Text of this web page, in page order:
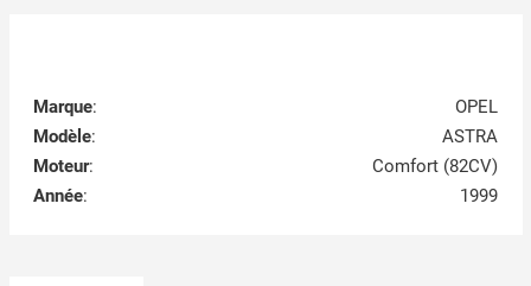
Marque:
OPEL
Modèle:
ASTRA
Moteur:
Comfort (82CV)
Année: 1999